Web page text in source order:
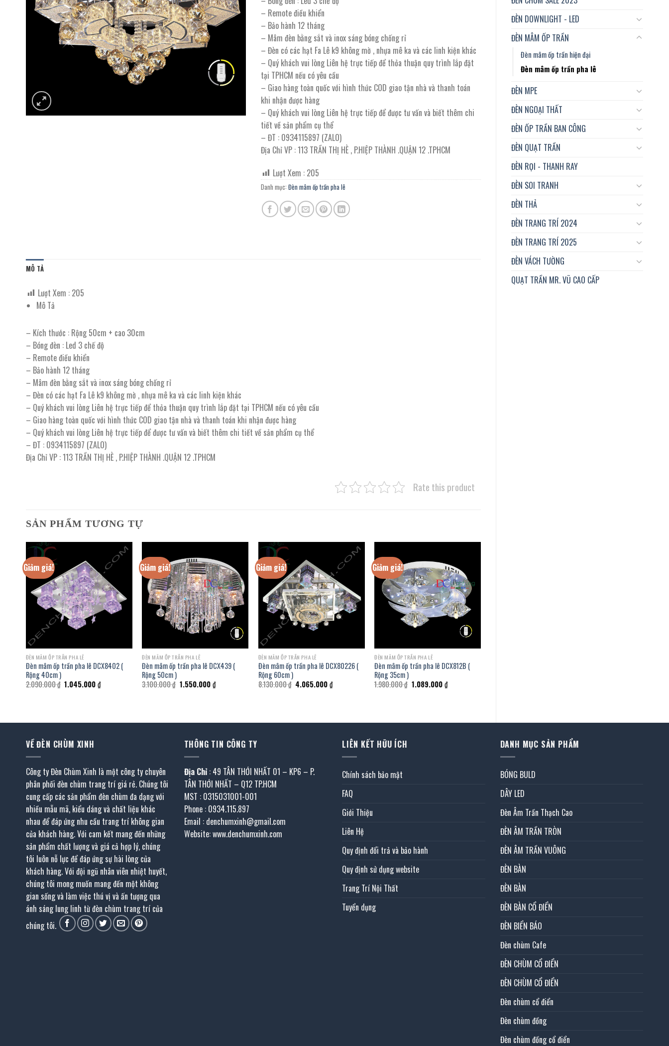
ĐÈN DOWNLIGHT - LED
ĐÈN MÂM ỐP TRẦN
Đèn mâm ốp trần hiện đại
Đèn mâm ốp trần pha lê
ĐÈN MPE
ĐÈN NGOẠI THẤT
ĐÈN ỐP TRẦN BAN CÔNG
ĐÈN QUẠT TRẦN
ĐÈN RỌI - THANH RAY
ĐÈN SOI TRANH
ĐÈN THẢ
ĐÈN TRANG TRÍ 2024
ĐÈN TRANG TRÍ 2025
ĐÈN VÁCH TƯỜNG
QUẠT TRẦN MR. VŨ CAO CẤP
3.270.000 ₫.
– Remote điều khiển
– Bảo hành 12 tháng
– Mâm đèn bằng sắt và inox sáng bóng chống rỉ
– Đèn có các hạt Fa Lê k9 không mờ , nhựa mê ka và các linh kiện khác
– Quý khách vui lòng Liên hệ trực tiếp để thỏa thuận quy trình lắp đặt
tại TPHCM nếu có yêu cầu
– Giao hàng toàn quốc với hình thức COD giao tận nhà và thanh toán
khi nhận được hàng
– Quý khách vui lòng Liên hệ trực tiếp để được tư vấn và biết thêm chi
tiết về sản phẩm cụ thể
– ĐT : 0934115897 (ZALO)
Địa Chỉ VP : 113 TRẦN THỊ HÈ , P.HIỆP THÀNH .QUẬN 12 .TPHCM
Lượt Xem : 205
Danh mục: Đèn mâm ốp trần pha lê
MÔ TẢ
Lượt Xem : 205
Mô Tả
– Kích thước : Rộng 50cm + cao 30cm
– Bóng đèn : Led 3 chế độ
– Remote điều khiển
– Bảo hành 12 tháng
– Mâm đèn bằng sắt và inox sáng bóng chống rỉ
– Đèn có các hạt Fa Lê k9 không mờ , nhựa mê ka và các linh kiện khác
– Quý khách vui lòng Liên hệ trực tiếp để thỏa thuận quy trình lắp đặt tại TPHCM nếu có yêu cầu
– Giao hàng toàn quốc với hình thức COD giao tận nhà và thanh toán khi nhận được hàng
– Quý khách vui lòng Liên hệ trực tiếp để được tư vấn và biết thêm chi tiết về sản phẩm cụ thể
– ĐT : 0934115897 (ZALO)
Địa Chỉ VP : 113 TRẦN THỊ HÈ , P.HIỆP THÀNH .QUẬN 12 .TPHCM
Rate this product
SẢN PHẨM TƯƠNG TỰ
Giảm giá!
ĐÈN MÂM ỐP TRẦN PHA LÊ
Đèn mâm ốp trần pha lê DCX8402 (
Rộng 40cm )
2.090.000₫ Giá
gốc
1.045.000₫Giá
Giảm giá!
ĐÈN MÂM ỐP TRẦN PHA LÊ
Đèn mâm ốp trần pha lê DCX439 (
Rộng 50cm )
3.100.000₫ Giá
gốc
1.550.000₫Giá
hiện
Giảm giá!
ĐÈN MÂM ỐP TRẦN PHA LÊ
Đèn mâm ốp trần pha lê DCX80226 (
Rộng 60cm )
8.130.000₫ Giá
gốc
4.065.000₫Giá
Giảm giá!
ĐÈN MÂM ỐP TRẦN PHA LÊ
Đèn mâm ốp trần pha lê DCX812B (
Rộng 35cm )
1.980.000₫ Giá
gốc
1.089.000₫Giá
hiện
VỀ ĐÈN CHÙM XINH
Công ty Đèn Chùm Xinh là một công ty chuyên
phân phối đèn chùm trang trí giá rẻ. Chúng tôi
cung cấp các sản phẩm đèn chùm đa dạng với
nhiều mẫu mã, kiểu dáng và chất liệu khác
nhau để đáp ứng nhu cầu trang trí không gian
của khách hàng. Với cam kết mang đến những
sản phẩm chất lượng và giá cả hợp lý, chúng
tôi luôn nỗ lực để đáp ứng sự hài lòng của
khách hàng. Với đội ngũ nhân viên nhiệt huyết,
chúng tôi mong muốn mang đến một không
gian sống và làm việc thú vị và ấn tượng qua
ánh sáng lung linh từ đèn chùm trang trí của
chúng tôi.
THÔNG TIN CÔNG TY
Địa Chỉ : 49 TÂN THỚI NHẤT 01 – KP6 – P.
TÂN THỚI NHẤT – Q12 TP.HCM
MST : 0315031001-001
Phone : 0934.115.897
Email : denchumxinh@gmail.com
Website: www.denchumxinh.com
LIÊN KẾT HỮU ÍCH
Chính sách bảo mật
FAQ
Giới Thiệu
Liên Hệ
Quy định đổi trả và bảo hành
Quy định sử dụng website
Trang Trí Nội Thất
Tuyển dụng
DANH MỤC SẢN PHẨM
BÓNG BULD
DÂY LED
Đèn Âm Trần Thạch Cao
ĐÈN ÂM TRẦN TRÒN
ĐÈN ÂM TRẦN VUÔNG
ĐÈN BÀN
ĐÈN BÀN
ĐÈN BÀN CỔ ĐIỂN
ĐÈN BIỂN BÁO
Đèn chùm Cafe
ĐÈN CHÙM CỔ ĐIỂN
ĐÈN CHÙM CỔ ĐIỂN
Đèn chùm cổ điển
Đèn chùm đồng
Đèn chùm đồng cổ điển